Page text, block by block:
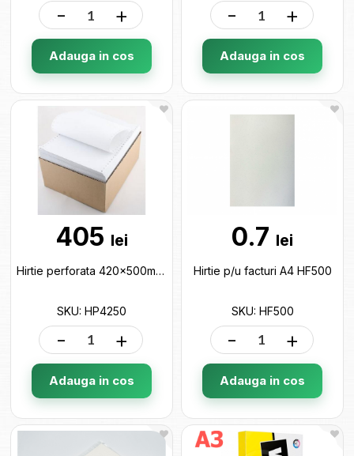
- +
Adauga in cos
- +
Adauga in cos
405 lei
Hirtie perforata 420x500m /60gr HP4250
SKU: HP4250
- +
Adauga in cos
0.7 lei
Hirtie p/u facturi A4 HF500
SKU: HF500
- +
Adauga in cos